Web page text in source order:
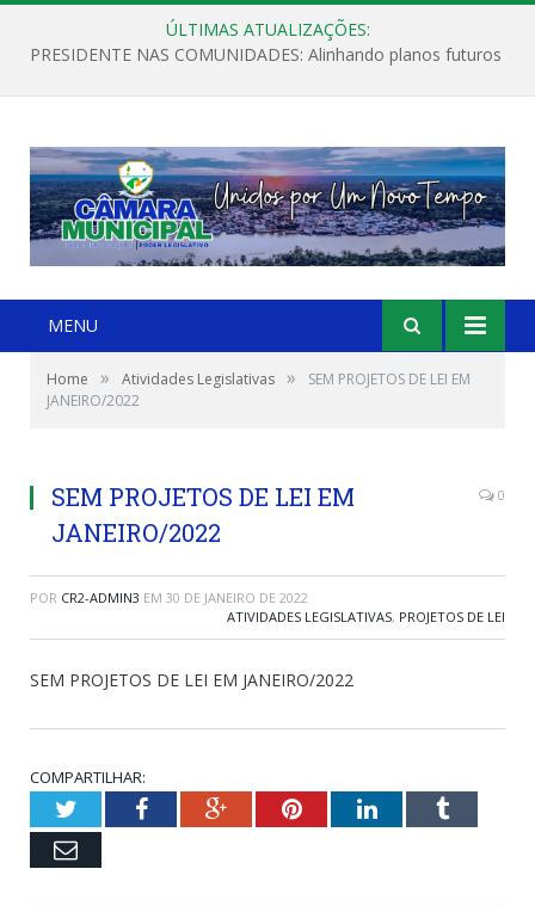
ÚLTIMAS ATUALIZAÇÕES:
PRESIDENTE NAS COMUNIDADES: Alinhando planos futuros
MENU
Home » Atividades Legislativas »
SEM PROJETOS DE LEI EM
JANEIRO/2022
SEM PROJETOS DE LEI EM
JANEIRO/2022
0
POR CR2-ADMIN3 EM 30 DE JANEIRO DE 2022
ATIVIDADES LEGISLATIVAS, PROJETOS DE LEI
SEM PROJETOS DE LEI EM JANEIRO/2022
COMPARTILHAR:
TwitterFacebookGoogle+PinterestLinkedInTumblr
Email